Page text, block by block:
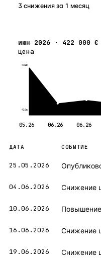
3 снижения за 1 месяц
июн 2026 · 422 000 €
цена
432к
419к
05.26 06.26 06.26
ДАТА СОБЫТИЕ
25.05.2026
04.06.2026 Снижение
10.06.2026
16.06.2026 Снижение
19.06.2026 Снижение